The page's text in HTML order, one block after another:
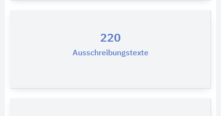
220
Ausschreibungstexte